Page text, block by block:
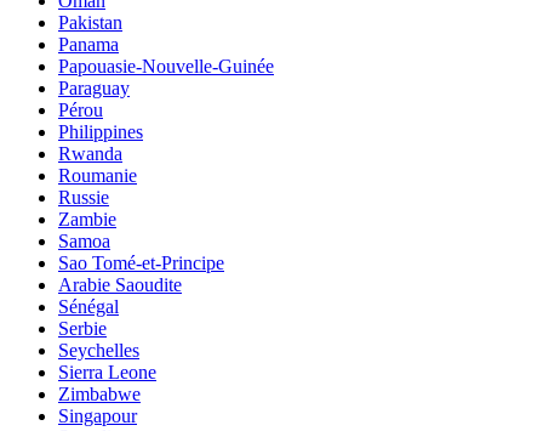
Pakistan
Panama
Papouasie-Nouvelle-Guinée
Paraguay
Pérou
Philippines
Rwanda
Roumanie
Russie
Zambie
Samoa
Sao Tomé-et-Principe
Arabie Saoudite
Sénégal
Serbie
Seychelles
Sierra Leone
Zimbabwe
Singapour